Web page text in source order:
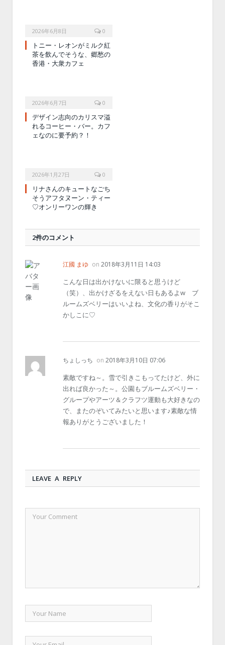
2026年6月8日 0
トニー・レオンがミルク紅
茶を飲んでそうな、郷愁の
香港・大衆カフェ
2026年6月7日 0
デザイン志向のカリスマ溢
れるコーヒー・バー。カフ
ェなのに要予約？！
2026年1月27日 0
リナさんのキュートなごち
そうアフタヌーン・ティー
♡オンリーワンの輝き
2件のコメント
江國 まゆ on 2018年3月11日 14:03
こんな日は出かけないに限ると思うけど
（笑）、出かけざるをえない日もあるよw ブ
ルームズベリーはいいよね、文化の香りがそこ
かしこに♡
ちょしっち on 2018年3月10日 07:06
素敵ですね～。雪で引きこもってたけど、外に
出れば良かった～。公園もブルームズベリー・
グループやアーツ＆クラフツ運動も大好きなの
で、またのぞいてみたいと思います♪素敵な情
報ありがとうございました！
LEAVE A REPLY